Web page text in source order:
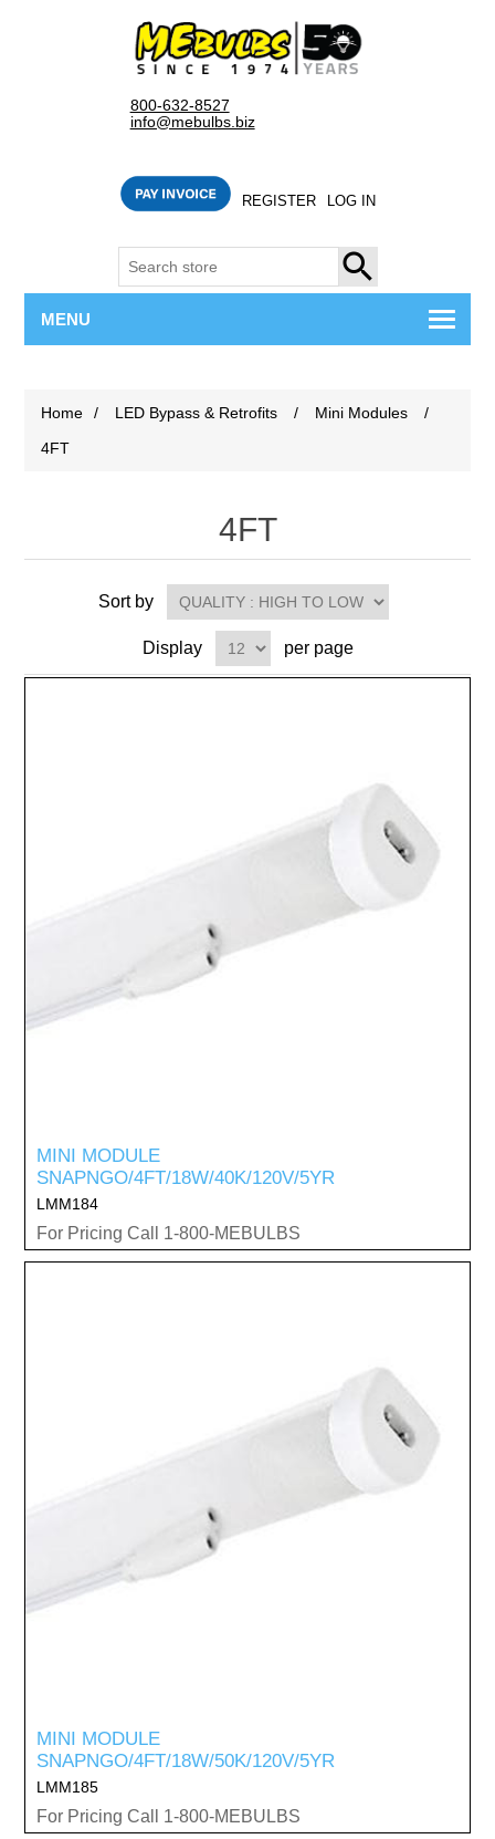
800-632-8527
info@mebulbs.biz
REGISTER LOG IN
SEARCH
MENU
Home / LED Bypass & Retrofits / Mini Modules
/
4FT
4FT
Sort by
Display per page
MINI MODULE
SNAPNGO/4FT/18W/40K/120V/5YR
LMM184
For Pricing Call 1-800-MEBULBS
MINI MODULE
SNAPNGO/4FT/18W/50K/120V/5YR
LMM185
For Pricing Call 1-800-MEBULBS